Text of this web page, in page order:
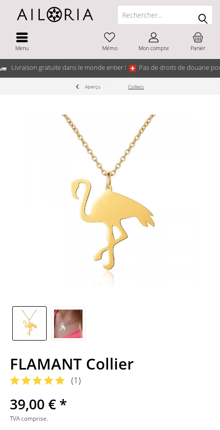
Livraison gratuite dans le monde entier ! Pas de droits de douane
Menu Panier
Mémo Mon compte
Aperçu Colliers
FLAMANT Collier
(1)
39,00 € *
TVA comprise.